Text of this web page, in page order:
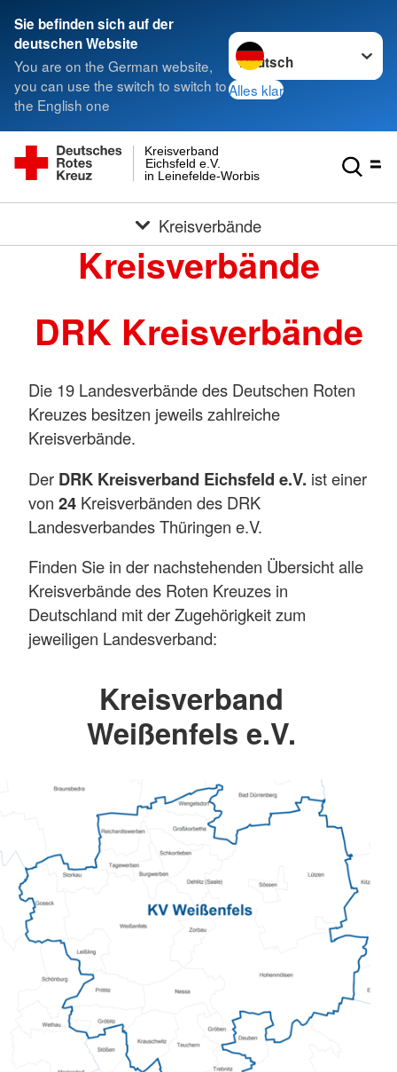
Sie befinden sich auf der
deutschen Website
You are on the German website,
you can use the switch to switch to
the English one
Sprache wechseln zu
Alles klar
in Leinefelde-Worbis
Eichsfeld e.V.
Kreisverband
Kreisverbände
Kreisverbände
DRK Kreisverbände
Die 19 Landesverbände des Deutschen Roten
Kreuzes besitzen jeweils zahlreiche
Kreisverbände.
Der DRK Kreisverband Eichsfeld e.V. ist einer
von 24 Kreisverbänden des DRK
Landesverbandes Thüringen e.V.
Finden Sie in der nachstehenden Übersicht alle
Kreisverbände des Roten Kreuzes in
Deutschland mit der Zugehörigkeit zum
jeweiligen Landesverband:
Kreisverband
Weißenfels e.V.